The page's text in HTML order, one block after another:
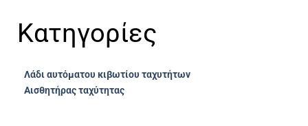
Κατηγορίες
Λάδι αυτόματου κιβωτίου ταχυτήτων
Αισθητήρας ταχύτητας